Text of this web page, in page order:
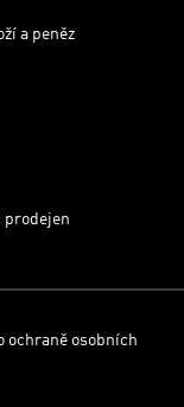
a peněz
prodejen
ochraně osobních